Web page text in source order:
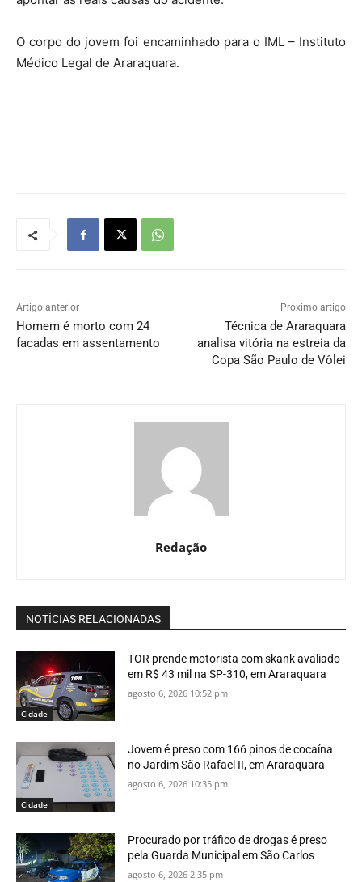
O corpo do jovem foi encaminhado para o IML – Instituto
Médico Legal de Araraquara.
Artigo anterior
Homem é morto com 24
facadas em assentamento
Próximo artigo
Técnica de Araraquara
analisa vitória na estreia da
Copa São Paulo de Vôlei
Redação
NOTÍCIAS RELACIONADAS
Cidade
TOR prende motorista com skank avaliado
em R$ 43 mil na SP-310, em Araraquara
agosto 6, 2026 10:52 pm
Cidade
Jovem é preso com 166 pinos de cocaína
no Jardim São Rafael II, em Araraquara
agosto 6, 2026 10:35 pm
Procurado por tráfico de drogas é preso
pela Guarda Municipal em São Carlos
agosto 6, 2026 2:35 pm